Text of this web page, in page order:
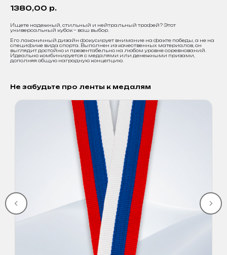
1380,00 р.
Ищете надежный, стильный и нейтральный трофей? Этот
универсальный кубок – ваш выбор.
Его лаконичный дизайн фокусирует внимание на факте победы, а не на
специфике вида спорта. Выполнен из качественных материалов, он
выглядит достойно и презентабельно на любом уровне соревнований.
Идеально комбинируется с медалями или денежными призами,
дополняя общую наградную концепцию.
Не забудьте про ленты к медалям